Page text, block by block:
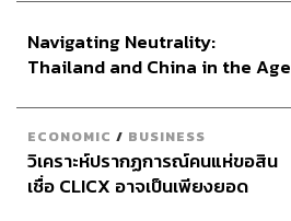
Navigating Neutrality:
Thailand and China in the Age
ECONOMIC / BUSINESS
วิเคราะห์ปรากฏการณ์คนแห่ขอสิน
เชื่อ CLICX อาจเป็นเพียงยอด